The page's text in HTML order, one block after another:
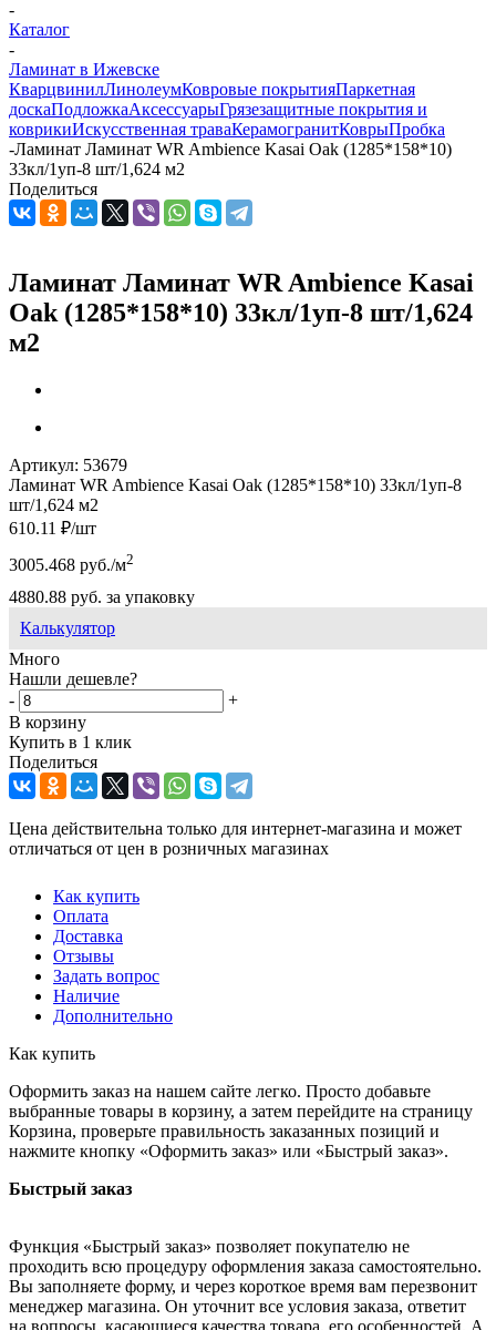
-
Каталог
-
Ламинат в Ижевске
КварцвинилЛинолеумКовровые покрытияПаркетная
доскаПодложкаАксессуарыГрязезащитные покрытия и
коврикиИскусственная траваКерамогранитКоврыПробка
-Ламинат Ламинат WR Ambience Kasai Oak (1285*158*10)
33кл/1уп-8 шт/1,624 м2
Поделиться
Ламинат Ламинат WR Ambience Kasai
Oak (1285*158*10) 33кл/1уп-8 шт/1,624
м2
Артикул: 53679
Ламинат WR Ambience Kasai Oak (1285*158*10) 33кл/1уп-8
шт/1,624 м2
610.11 ₽/шт
3005.468 руб./м2
4880.88 руб. за упаковку
Калькулятор
Много
Нашли дешевле?
-
+
В корзину
Купить в 1 клик
Поделиться
Цена действительна только для интернет-магазина и может
отличаться от цен в розничных магазинах
Как купить
Оплата
Доставка
Отзывы
Задать вопрос
Наличие
Дополнительно
Как купить
Оформить заказ на нашем сайте легко. Просто добавьте
выбранные товары в корзину, а затем перейдите на страницу
Корзина, проверьте правильность заказанных позиций и
нажмите кнопку «Оформить заказ» или «Быстрый заказ».
Быстрый заказ
Функция «Быстрый заказ» позволяет покупателю не
проходить всю процедуру оформления заказа самостоятельно.
Вы заполняете форму, и через короткое время вам перезвонит
менеджер магазина. Он уточнит все условия заказа, ответит